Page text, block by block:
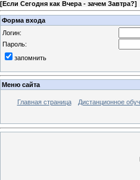
[Если Сегодня как Вчера - зачем Завтра?]
Форма входа
Логин:
Пароль:
запомнить
Меню сайта
Главная страница Дистанционное